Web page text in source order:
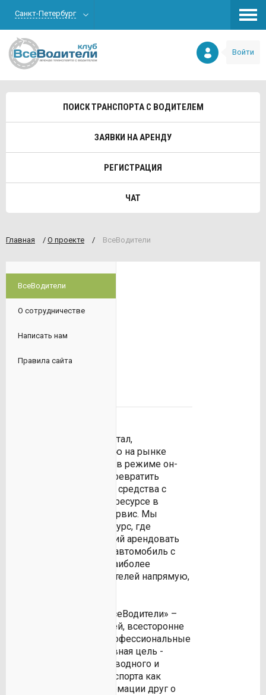
Санкт-Петербург
Войти
ПОИСК ТРАНСПОРТА С ВОДИТЕЛЕМ
ЗАЯВКИ НА АРЕНДУ
РЕГИСТРАЦИЯ
ЧАТ
Главная / О проекте / ВсеВодители
ВсеВодители
О сотрудничестве
Написать нам
Правила сайта
информационный портал,
отражающий ситуацию на рынке
аренды автомобилей в режиме он-
лайн. Мы старались превратить
аренду транспортного средства с
водителем на нашем ресурсе в
простой и удобный сервис. Мы
создали удобный ресурс, где
заказчик, планирующий арендовать
транспорт, например, автомобиль с
водителем, находит наиболее
широкий выбор водителей напрямую,
Но прежде всего, «ВсеВодители» –
это клуб для водителей, всесторонне
охватывающий их профессиональные
интересы. Наша основная цель -
донести владельцам водного и
автомобильного транспорта как
можно больше информации друг о